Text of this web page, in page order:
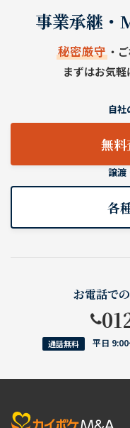
事業承継・
秘密厳守・
まずはお気軽
自社
無料
譲渡
各
お電話で
通話無料 平日 9:00